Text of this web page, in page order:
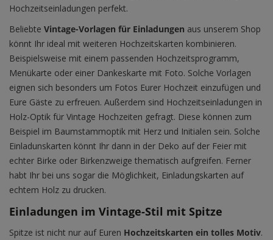
Hochzeitseinladungen perfekt.
Beliebte Vintage-Vorlagen für Einladungen aus unserem Shop
könnt Ihr ideal mit weiteren Hochzeitskarten kombinieren.
Beispielsweise mit einem passenden Hochzeitsprogramm,
Menükarte oder einer Dankeskarte mit Foto. Solche Vorlagen
eignen sich besonders um Fotos Eurer Hochzeit einzufügen und
Eure Gäste zu erfreuen. Außerdem sind Hochzeitseinladungen in
Holz-Optik für Vintage Hochzeiten gefragt. Diese können zum
Beispiel im Baumstammoptik mit Herz und Initialen sein. Solche
Einladunskarten könnt Ihr dann in der Deko auf der Feier mit
echter Birke oder Birkenzweige thematisch aufgreifen. Ferner
habt Ihr bei uns sogar die Möglichkeit, Einladungskarten auf
echtem Holz zu drucken.
Einladungen im Vintage-Stil mit Spitze
Spitze ist nicht nur auf Euren Hochzeitskarten ein tolles Motiv.